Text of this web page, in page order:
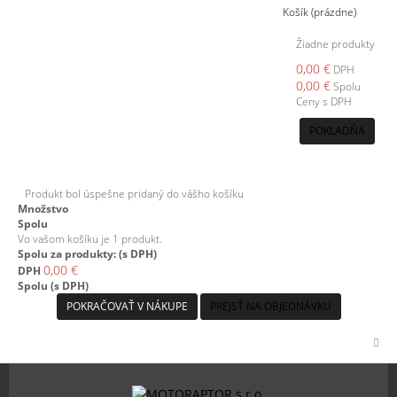
Košík(prázdne)
Žiadne produkty
0,00 € DPH
0,00 €Spolu
Ceny s DPH
POKLADŇA
Produkt bol úspešne pridaný do vášho košíku
Množstvo
Spolu
Vo vašom košíku je 1 produkt.
Spolu za produkty: (s DPH)
DPH 0,00 €
Spolu (s DPH)
POKRAČOVAŤ V NÁKUPE
PREJSŤ NA OBJEDNÁVKU